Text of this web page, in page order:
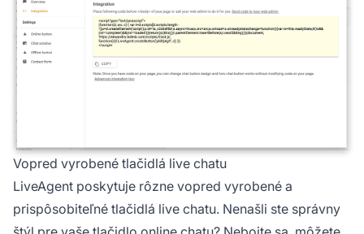
Vopred vyrobené tlačidlá live chatu
LiveAgent poskytuje rôzne vopred vyrobené a
prispôsobiteľné tlačidlá live chatu. Nenašli ste správny